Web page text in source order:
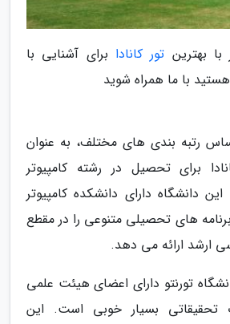
با بهترین تور کانادا برای آشنایی با
با ما همراه شوید
رتبه بندی های مختلف، به عنوان
برای تحصیل در رشته کامپیوتر
دانشگاه دارای دانشکده کامپیوتر
های تحصیلی متنوعی را در مقطع
ارشد ارائه می دهد.
تورنتو دارای اعضای هیئت علمی
تحقیقاتی بسیار خوبی است. این